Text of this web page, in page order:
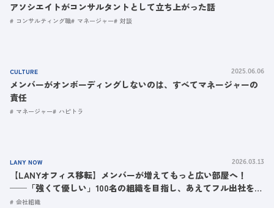
アソシエイトがコンサルタントとして立ち上がった話
コンサルティング職 マネージャー 対談
CULTURE 2025.06.06
メンバーがオンボーディングしないのは、すべてマネージャーの
責任
マネージャー ハピトラ
LANY NOW 2026.03.13
【LANYオフィス移転】メンバーが増えてもっと広い部屋へ！
──「強くて優しい」100名の組織を目指し、あえてフル出社を選
ぶ理由
会社組織